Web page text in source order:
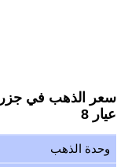
سعر الذهب في جزر
عيار 8
وحدة الذهب